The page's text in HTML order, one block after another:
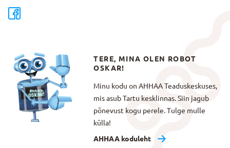
TERE, MINA OLEN ROBOT
OSKAR!
Minu kodu on AHHAA Teaduskeskuses,
mis asub Tartu kesklinnas. Siin jagub
põnevust kogu perele. Tulge mulle
külla!
AHHAA koduleht